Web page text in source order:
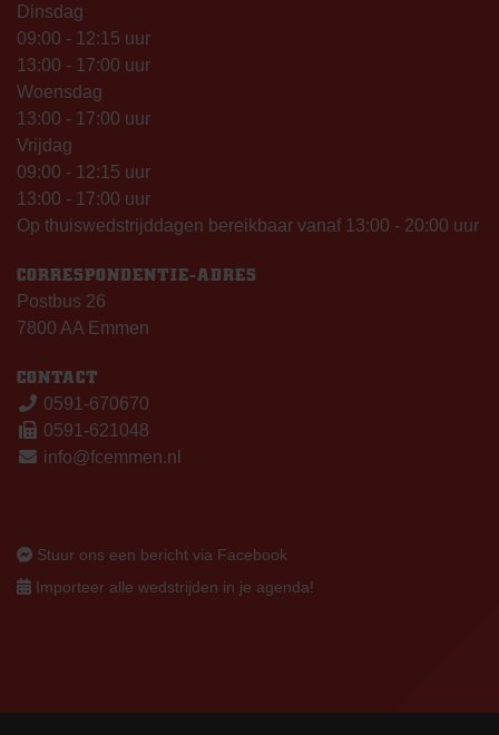
Dinsdag
09:00 - 12:15 uur
13:00 - 17:00 uur
Woensdag
13:00 - 17:00 uur
Vrijdag
09:00 - 12:15 uur
13:00 - 17:00 uur
Op thuiswedstrijddagen bereikbaar vanaf 13:00 - 20:00 uur
CORRESPONDENTIE-ADRES
Postbus 26
7800 AA Emmen
CONTACT
0591-670670
0591-621048
info@fcemmen.nl
Stuur ons een bericht via Facebook
Importeer alle wedstrijden in je agenda!